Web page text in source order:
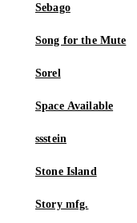
Sebago
Song for the Mute
Sorel
Space Available
ssstein
Stone Island
Story mfg.